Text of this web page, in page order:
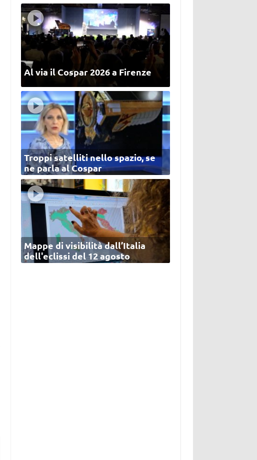
Al via il Cospar 2026 a Firenze
Troppi satelliti nello spazio, se
ne parla al Cospar
Mappe di visibilità dall’Italia
dell'eclissi del 12 agosto